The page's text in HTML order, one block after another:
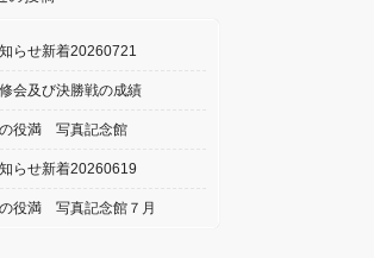
らせ新着20260721
会及び決勝戦の成績
役満 写真記念館
らせ新着20260619
役満 写真記念館７月